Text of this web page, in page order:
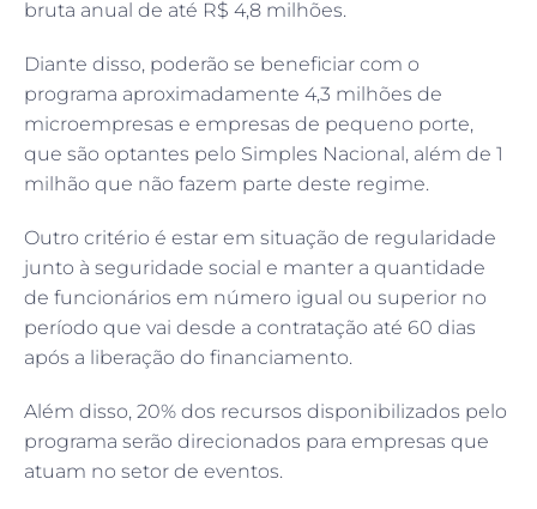
bruta anual de até R$ 4,8 milhões.
Diante disso, poderão se beneficiar com o
programa aproximadamente 4,3 milhões de
microempresas e empresas de pequeno porte,
que são optantes pelo Simples Nacional, além de 1
milhão que não fazem parte deste regime.
Outro critério é estar em situação de regularidade
junto à seguridade social e manter a quantidade
de funcionários em número igual ou superior no
período que vai desde a contratação até 60 dias
após a liberação do financiamento.
Além disso, 20% dos recursos disponibilizados pelo
programa serão direcionados para empresas que
atuam no setor de eventos.